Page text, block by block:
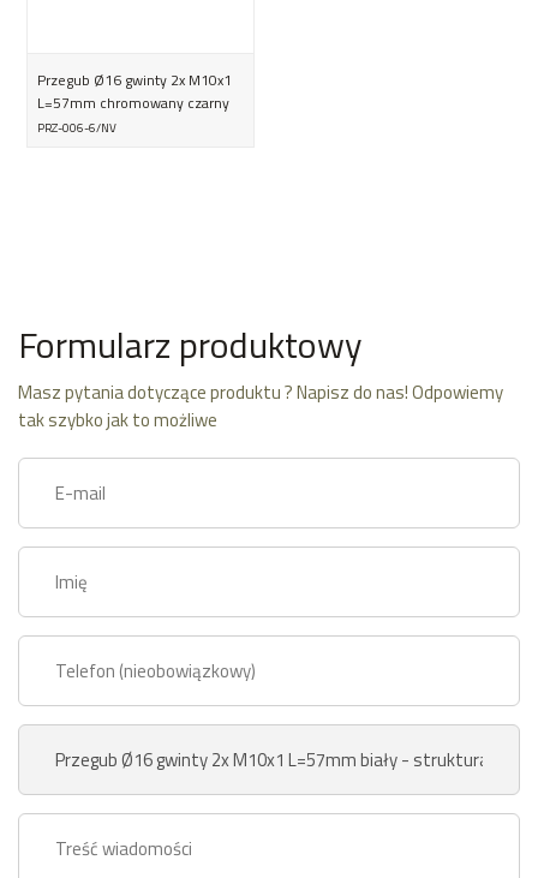
Przegub Ø16 gwinty 2x M10x1
L=57mm chromowany czarny
PRZ-006-6/NV
Formularz produktowy
Masz pytania dotyczące produktu ? Napisz do nas! Odpowiemy
tak szybko jak to możliwe